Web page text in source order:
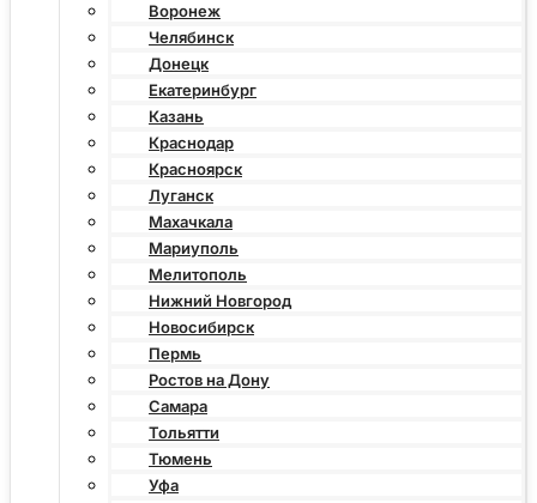
Воронеж
Челябинск
Донецк
Екатеринбург
Казань
Краснодар
Красноярск
Луганск
Махачкала
Мариуполь
Мелитополь
Нижний Новгород
Новосибирск
Пермь
Ростов на Дону
Самара
Тольятти
Тюмень
Уфа